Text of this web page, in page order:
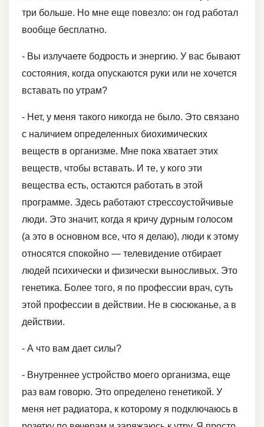
три больше. Но мне еще повезло: он год работал
вообще бесплатно.
- Вы излучаете бодрость и энергию. У вас бывают
состояния, когда опускаются руки или не хочется
вставать по утрам?
- Нет, у меня такого никогда не было. Это связано
с наличием определенных биохимических
веществ в организме. Мне пока хватает этих
веществ, чтобы вставать. И те, у кого эти
вещества есть, остаются работать в этой
программе. Здесь работают стрессоустойчивые
люди. Это значит, когда я кричу дурным голосом
(а это в основном все, что я делаю), люди к этому
относятся спокойно — телевидение отбирает
людей психически и физически выносливых. Это
генетика. Более того, я по профессии врач, суть
этой профессии в действии. Не в сюсюканье, а в
действии.
- А что вам дает силы?
- Внутреннее устройство моего организма, еще
раз вам говорю. Это определено генетикой. У
меня нет радиатора, к которому я подключаюсь в